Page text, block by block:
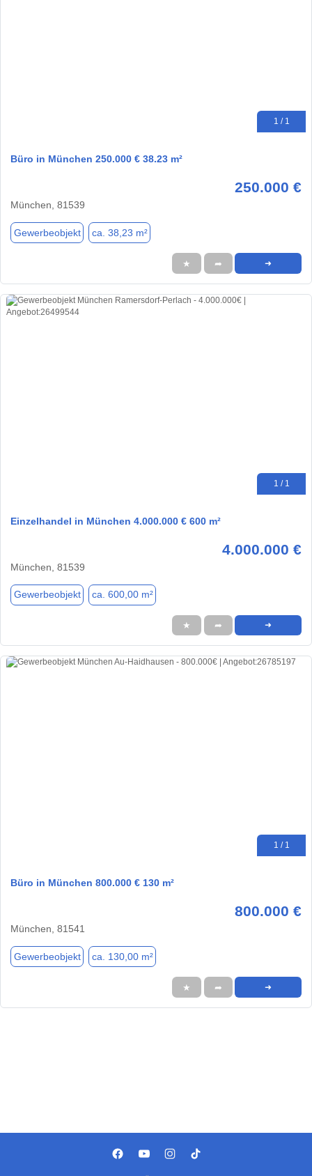
1 / 1
Büro in München 250.000 € 38.23 m²
250.000 €
München, 81539
Gewerbeobjekt ca. 38,23 m²
★ ➦ ➜
1 / 1
Einzelhandel in München 4.000.000 € 600 m²
4.000.000 €
München, 81539
Gewerbeobjekt ca. 600,00 m²
★ ➦ ➜
1 / 1
Büro in München 800.000 € 130 m²
800.000 €
München, 81541
Gewerbeobjekt ca. 130,00 m²
★ ➦ ➜